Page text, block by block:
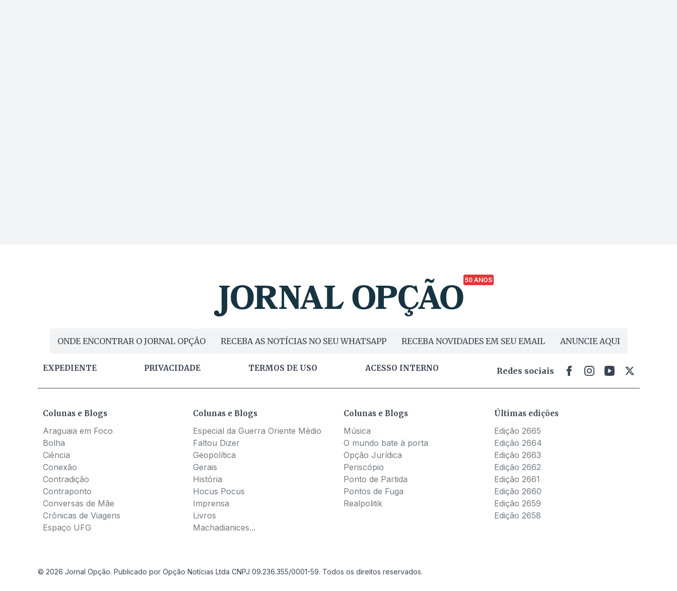
50 ANOS
ONDE ENCONTRAR O JORNAL OPÇÃO RECEBA AS NOTÍCIAS NO SEU WHATSAPP RECEBA NOVIDADES EM SEU EMAIL ANUNCIE AQUI
EXPEDIENTE PRIVACIDADE TERMOS DE USO ACESSO INTERNO Redes sociais
Colunas e Blogs
Araguaia em Foco
Bolha
Ciência
Conexão
Contradição
Contraponto
Conversas de Mãe
Crônicas de Viagens
Espaço UFG
Colunas e Blogs
Especial da Guerra Oriente Médio
Faltou Dizer
Geopolítica
Gerais
História
Hocus Pocus
Imprensa
Livros
Machadianices...
Colunas e Blogs
Música
O mundo bate à porta
Opção Jurídica
Periscópio
Ponto de Partida
Pontos de Fuga
Realpolitik
Últimas edições
Edição 2665
Edição 2664
Edição 2663
Edição 2662
Edição 2661
Edição 2660
Edição 2659
Edição 2658
© 2026 Jornal Opção. Publicado por Opção Notícias Ltda CNPJ 09.236.355/0001-59. Todos os direitos reservados.